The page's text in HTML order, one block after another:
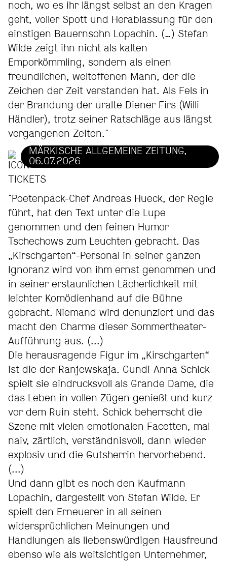
noch, wo es ihr längst selbst an den Kragen
geht, voller Spott und Herablassung für den
einstigen Bauernsohn Lopachin. (…) Stefan
Wilde zeigt ihn nicht als kalten
Emporkömmling, sondern als einen
freundlichen, weltoffenen Mann, der die
Zeichen der Zeit verstanden hat. Als Fels in
der Brandung der uralte Diener Firs (Willi
Händler), trotz seiner Ratschläge aus längst
vergangenen Zeiten."
MÄRKISCHE ALLGEMEINE ZEITUNG,
06.07.2026
"Poetenpack-Chef Andreas Hueck, der Regie
führt, hat den Text unter die Lupe
genommen und den feinen Humor
Tschechows zum Leuchten gebracht. Das
„Kirschgarten“-Personal in seiner ganzen
Ignoranz wird von ihm ernst genommen und
in seiner erstaunlichen Lächerlichkeit mit
leichter Komödienhand auf die Bühne
gebracht. Niemand wird denunziert und das
macht den Charme dieser Sommertheater-
Aufführung aus. (...)
Die herausragende Figur im „Kirschgarten“
ist die der Ranjewskaja. Gundi-Anna Schick
spielt sie eindrucksvoll als Grande Dame, die
das Leben in vollen Zügen genießt und kurz
vor dem Ruin steht. Schick beherrscht die
Szene mit vielen emotionalen Facetten, mal
naiv, zärtlich, verständnisvoll, dann wieder
explosiv und die Gutsherrin hervorhebend.
(...)
Und dann gibt es noch den Kaufmann
Lopachin, dargestellt von Stefan Wilde. Er
spielt den Erneuerer in all seinen
widersprüchlichen Meinungen und
Handlungen als liebenswürdigen Hausfreund
ebenso wie als weitsichtigen Unternehmer,